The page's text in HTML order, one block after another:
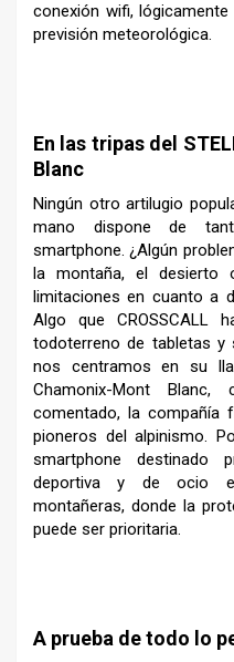
conexión wifi,
previsión meteorológica.
En las tripas del
Blanc
Ningún otro artilugio
mano dispone de
smartphone. ¿Algún
la montaña, el desierto
limitaciones en cuanto a
Algo que CROSSCALL
todoterreno de tabletas y
nos centramos en su
Chamonix-Mont
comentado, la compañía
pioneros del alpinismo.
smartphone destinado
deportiva y de ocio
montañeras, donde la
puede ser prioritaria.
A prueba de todo lo